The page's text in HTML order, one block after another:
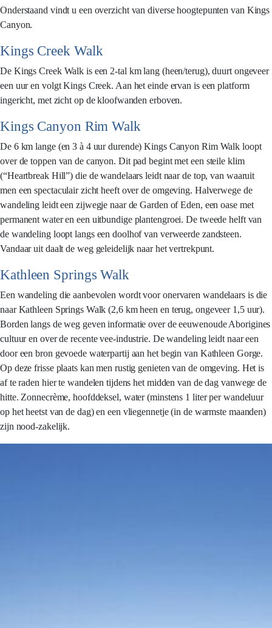
Onderstaand vindt u een overzicht van diverse hoogtepunten van Kings
Canyon.
Kings Creek Walk
De Kings Creek Walk is een 2-tal km lang (heen/terug), duurt ongeveer
een uur en volgt Kings Creek. Aan het einde ervan is een platform
ingericht, met zicht op de kloofwanden erboven.
Kings Canyon Rim Walk
De 6 km lange (en 3 à 4 uur durende) Kings Canyon Rim Walk loopt
over de toppen van de canyon. Dit pad begint met een steile klim
(“Heartbreak Hill”) die de wandelaars leidt naar de top, van waaruit
men een spectaculair zicht heeft over de omgeving. Halverwege de
wandeling leidt een zijwegje naar de Garden of Eden, een oase met
permanent water en een uitbundige plantengroei. De tweede helft van
de wandeling loopt langs een doolhof van verweerde zandsteen.
Vandaar uit daalt de weg geleidelijk naar het vertrekpunt.
Kathleen Springs Walk
Een wandeling die aanbevolen wordt voor onervaren wandelaars is die
naar Kathleen Springs Walk (2,6 km heen en terug, ongeveer 1,5 uur).
Borden langs de weg geven informatie over de eeuwenoude Aborigines
cultuur en over de recente vee-industrie. De wandeling leidt naar een
door een bron gevoede waterpartij aan het begin van Kathleen Gorge.
Op deze frisse plaats kan men rustig genieten van de omgeving. Het is
af te raden hier te wandelen tijdens het midden van de dag vanwege de
hitte. Zonnecrème, hoofddeksel, water (minstens 1 liter per wandeluur
op het heetst van de dag) en een vliegennetje (in de warmste maanden)
zijn nood-zakelijk.